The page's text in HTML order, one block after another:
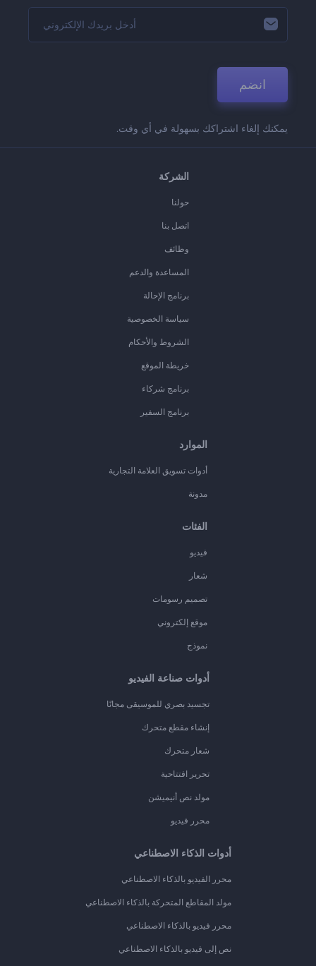
انضم
يمكنك إلغاء اشتراكك بسهولة في أي وقت.
الشركة
حولنا
اتصل بنا
وظائف
المساعدة والدعم
برنامج الإحالة
سياسة الخصوصية
الشروط والأحكام
خريطة الموقع
برنامج شركاء
برنامج السفير
الموارد
أدوات تسويق العلامة التجارية
مدونة
الفئات
فيديو
شعار
تصميم رسومات
موقع إلكتروني
نموذج
أدوات صناعة الفيديو
تجسيد بصري للموسيقى مجانًا
إنشاء مقطع متحرك
شعار متحرك
تحرير افتتاحية
مولد نص أنيميشن
محرر فيديو
أدوات الذكاء الاصطناعي
محرر الفيديو بالذكاء الاصطناعي
مولد المقاطع المتحركة بالذكاء الاصطناعي
محرر فيديو بالذكاء الاصطناعي
نص إلى فيديو بالذكاء الاصطناعي